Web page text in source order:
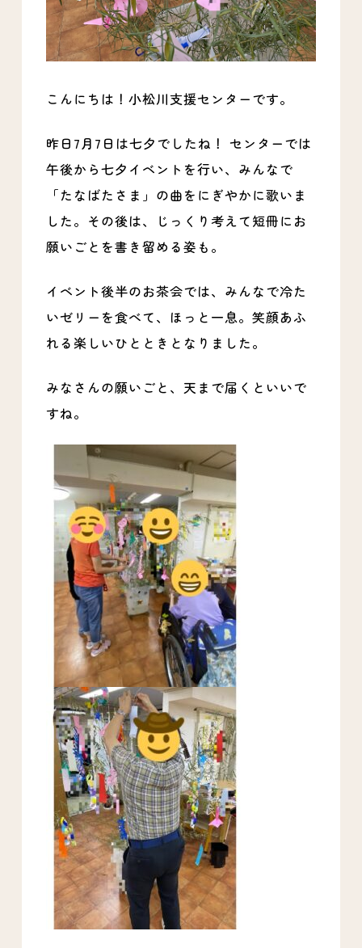
こんにちは！小松川支援センターです。
昨日7月7日は七夕でしたね！ センターでは
午後から七夕イベントを行い、みんなで
「たなばたさま」の曲をにぎやかに歌いま
した。その後は、じっくり考えて短冊にお
願いごとを書き留める姿も。
イベント後半のお茶会では、みんなで冷た
いゼリーを食べて、ほっと一息。笑顔あふ
れる楽しいひとときとなりました。
みなさんの願いごと、天まで届くといいで
すね。